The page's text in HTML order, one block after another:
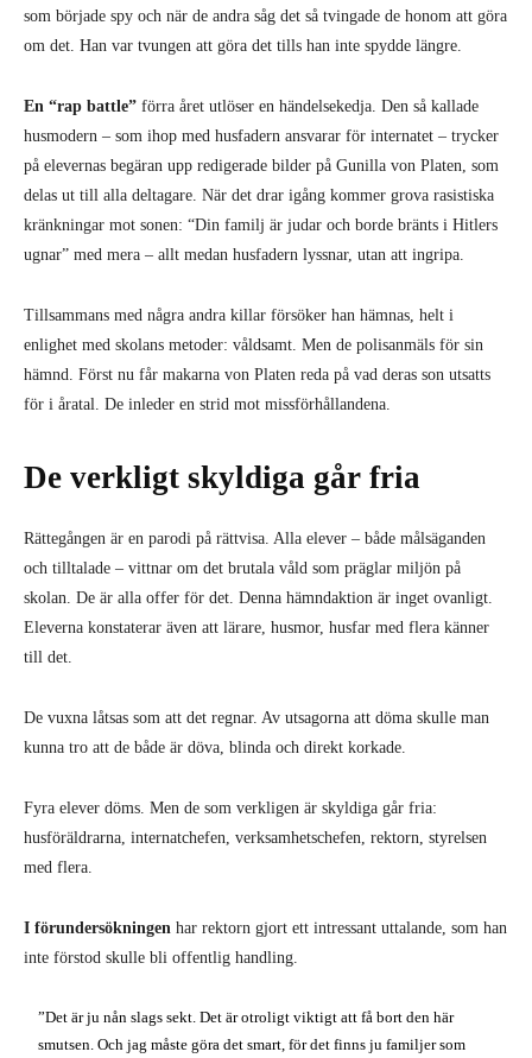
som började spy och när de andra såg det så tvingade de honom att göra
om det. Han var tvungen att göra det tills han inte spydde längre.
En “rap battle” förra året utlöser en händelsekedja. Den så kallade
husmodern – som ihop med husfadern ansvarar för internatet – trycker
på elevernas begäran upp redigerade bilder på Gunilla von Platen, som
delas ut till alla deltagare. När det drar igång kommer grova rasistiska
kränkningar mot sonen: “Din familj är judar och borde bränts i Hitlers
ugnar” med mera – allt medan husfadern lyssnar, utan att ingripa.
Tillsammans med några andra killar försöker han hämnas, helt i
enlighet med skolans metoder: våldsamt. Men de polisanmäls för sin
hämnd. Först nu får makarna von Platen reda på vad deras son utsatts
för i åratal. De inleder en strid mot missförhållandena.
De verkligt skyldiga går fria
Rättegången är en parodi på rättvisa. Alla elever – både målsäganden
och tilltalade – vittnar om det brutala våld som präglar miljön på
skolan. De är alla offer för det. Denna hämndaktion är inget ovanligt.
Eleverna konstaterar även att lärare, husmor, husfar med flera känner
till det.
De vuxna låtsas som att det regnar. Av utsagorna att döma skulle man
kunna tro att de både är döva, blinda och direkt korkade.
Fyra elever döms. Men de som verkligen är skyldiga går fria:
husföräldrarna, internatchefen, verksamhetschefen, rektorn, styrelsen
med flera.
I förundersökningen har rektorn gjort ett intressant uttalande, som han
inte förstod skulle bli offentlig handling.
”Det är ju nån slags sekt. Det är otroligt viktigt att få bort den här
smutsen. Och jag måste göra det smart, för det finns ju familjer som